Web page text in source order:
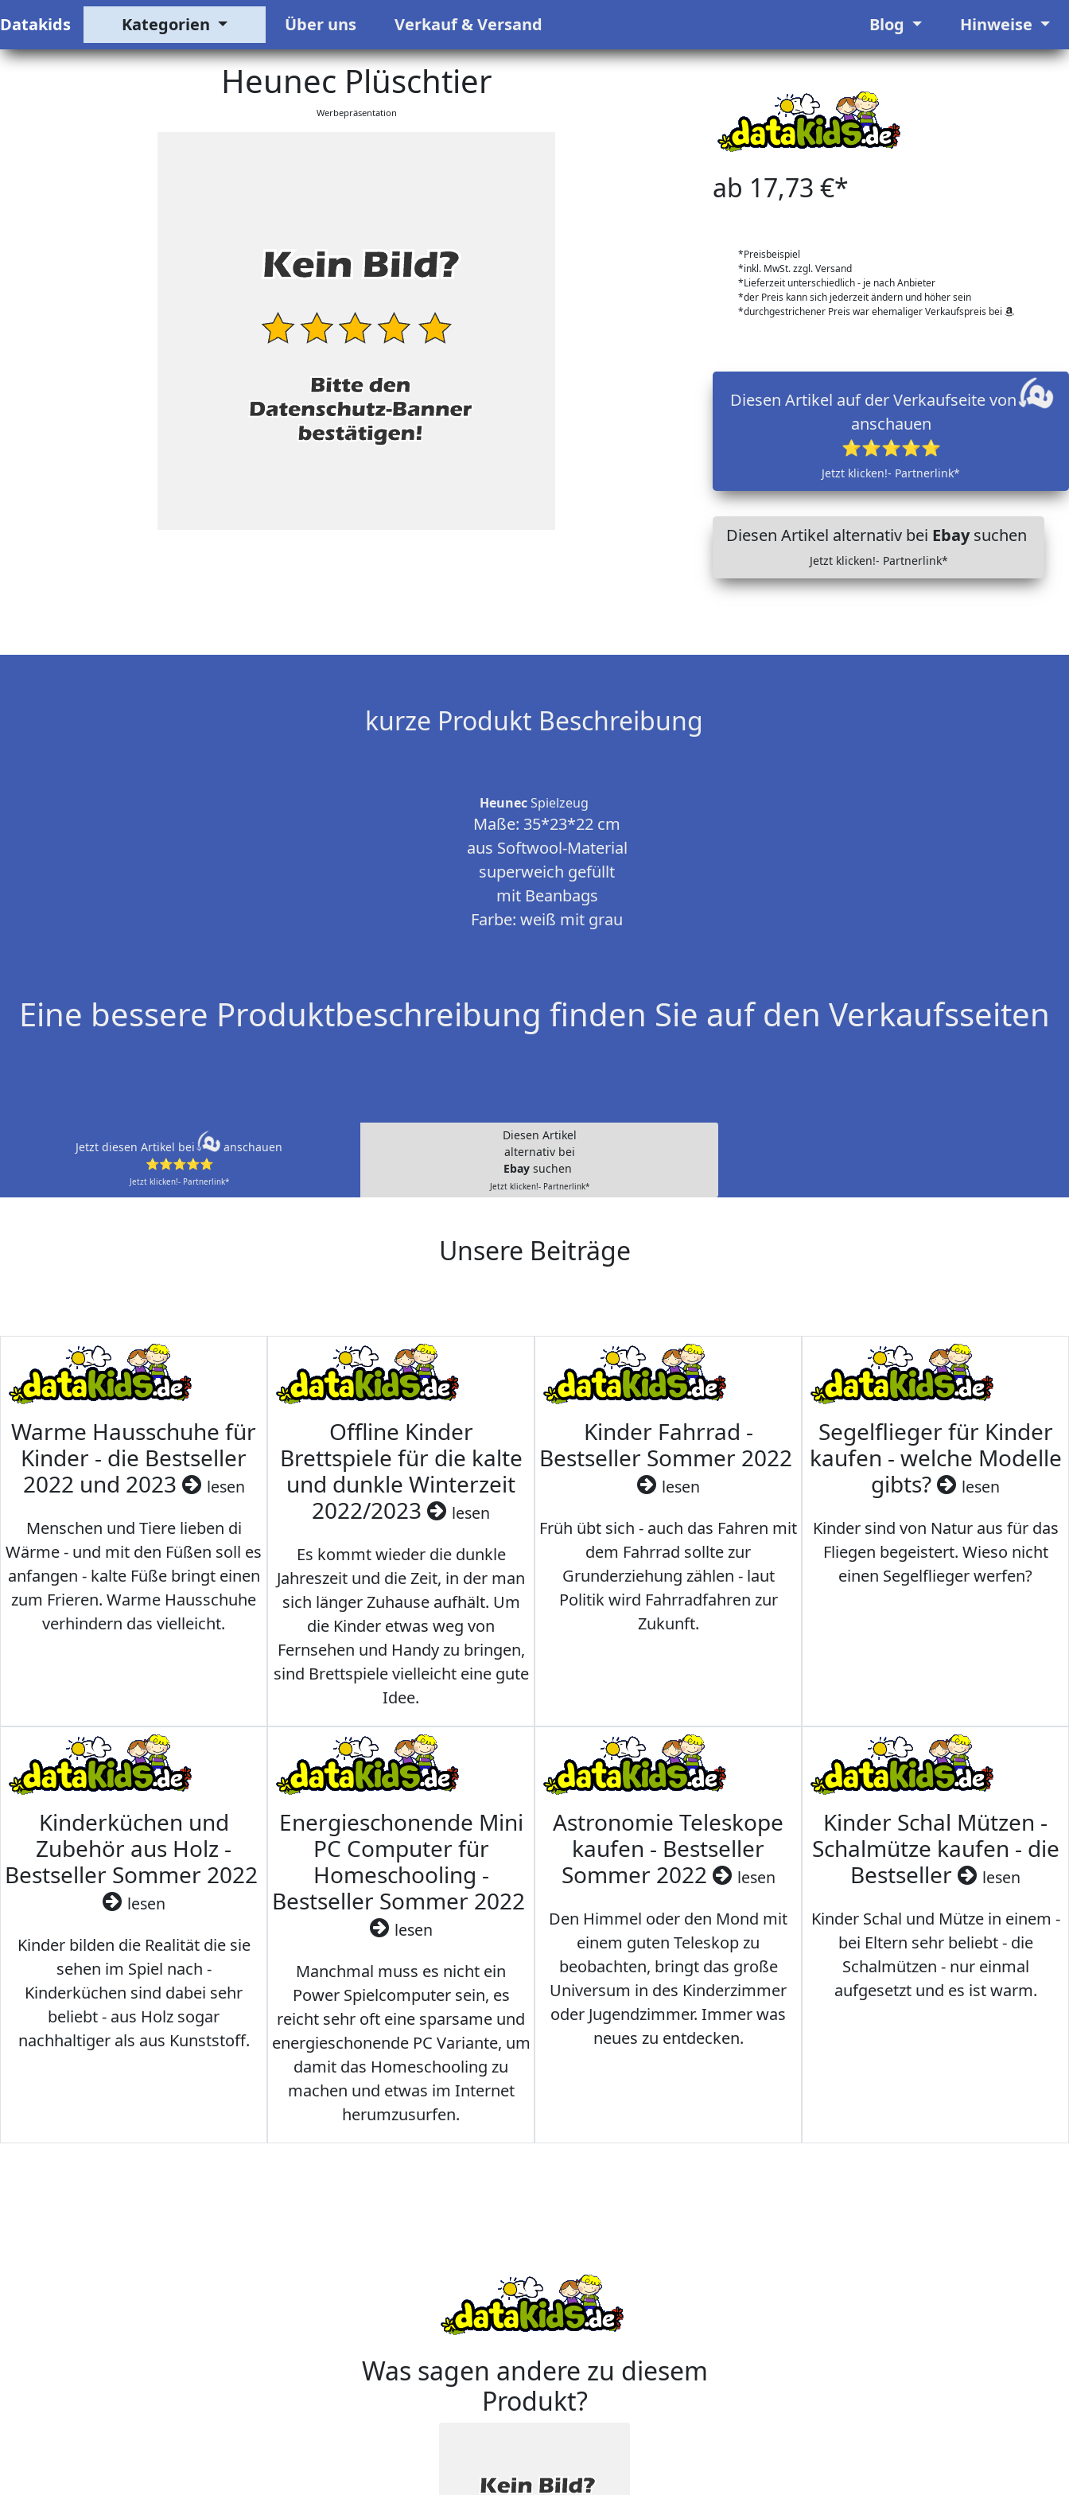
Datakids Kategorien Über uns Verkauf & Versand Blog Hinweise
Heunec Plüschtier
Werbepräsentation
ab 17,73 €*
*Preisbeispiel
*inkl. MwSt. zzgl. Versand
*Lieferzeit unterschiedlich - je nach Anbieter
*der Preis kann sich jederzeit ändern und höher sein
*durchgestrichener Preis war ehemaliger Verkaufspreis bei
Diesen Artikel auf der Verkaufseite von
anschauen
⭐⭐⭐⭐⭐
Jetzt klicken!- Partnerlink*
Diesen Artikel alternativ bei Ebaysuchen
Jetzt klicken!- Partnerlink*
kurze Produkt Beschreibung
HeunecSpielzeug
Maße: 35*23*22 cm
aus Softwool-Material
superweich gefüllt
mit Beanbags
Farbe: weiß mit grau
Eine bessere Produktbeschreibung finden Sie auf den Verkaufsseiten
Jetzt diesen Artikel bei
anschauen
⭐⭐⭐⭐⭐
Jetzt klicken!- Partnerlink*
Diesen Artikel
alternativ bei
Ebay suchen
Jetzt klicken!- Partnerlink*
Unsere Beiträge
Warme Hausschuhe für
Kinder - die Bestseller
2022 und 2023
lesen
Menschen und Tiere lieben di
Wärme - und mit den Füßen soll es
anfangen - kalte Füße bringt einen
zum Frieren. Warme Hausschuhe
verhindern das vielleicht.
Offline Kinder
Brettspiele für die kalte
und dunkle Winterzeit
2022/2023
lesen
Es kommt wieder die dunkle
Jahreszeit und die Zeit, in der man
sich länger Zuhause aufhält. Um
die Kinder etwas weg von
Fernsehen und Handy zu bringen,
sind Brettspiele vielleicht eine gute
Idee.
Kinder Fahrrad -
Bestseller Sommer 2022
lesen
Früh übt sich - auch das Fahren mit
dem Fahrrad sollte zur
Grunderziehung zählen - laut
Politik wird Fahrradfahren zur
Zukunft.
Segelflieger für Kinder
kaufen - welche Modelle
gibts?
lesen
Kinder sind von Natur aus für das
Fliegen begeistert. Wieso nicht
einen Segelflieger werfen?
Kinderküchen und
Zubehör aus Holz -
Bestseller Sommer 2022
lesen
Kinder bilden die Realität die sie
sehen im Spiel nach -
Kinderküchen sind dabei sehr
beliebt - aus Holz sogar
nachhaltiger als aus Kunststoff.
Energieschonende Mini
PC Computer für
Homeschooling -
Bestseller Sommer 2022
lesen
Manchmal muss es nicht ein
Power Spielcomputer sein, es
reicht sehr oft eine sparsame und
energieschonende PC Variante, um
damit das Homeschooling zu
machen und etwas im Internet
herumzusurfen.
Astronomie Teleskope
kaufen - Bestseller
Sommer 2022
lesen
Den Himmel oder den Mond mit
einem guten Teleskop zu
beobachten, bringt das große
Universum in des Kinderzimmer
oder Jugendzimmer. Immer was
neues zu entdecken.
Kinder Schal Mützen -
Schalmütze kaufen - die
Bestseller
lesen
Kinder Schal und Mütze in einem -
bei Eltern sehr beliebt - die
Schalmützen - nur einmal
aufgesetzt und es ist warm.
Was sagen andere zu diesem
Produkt?